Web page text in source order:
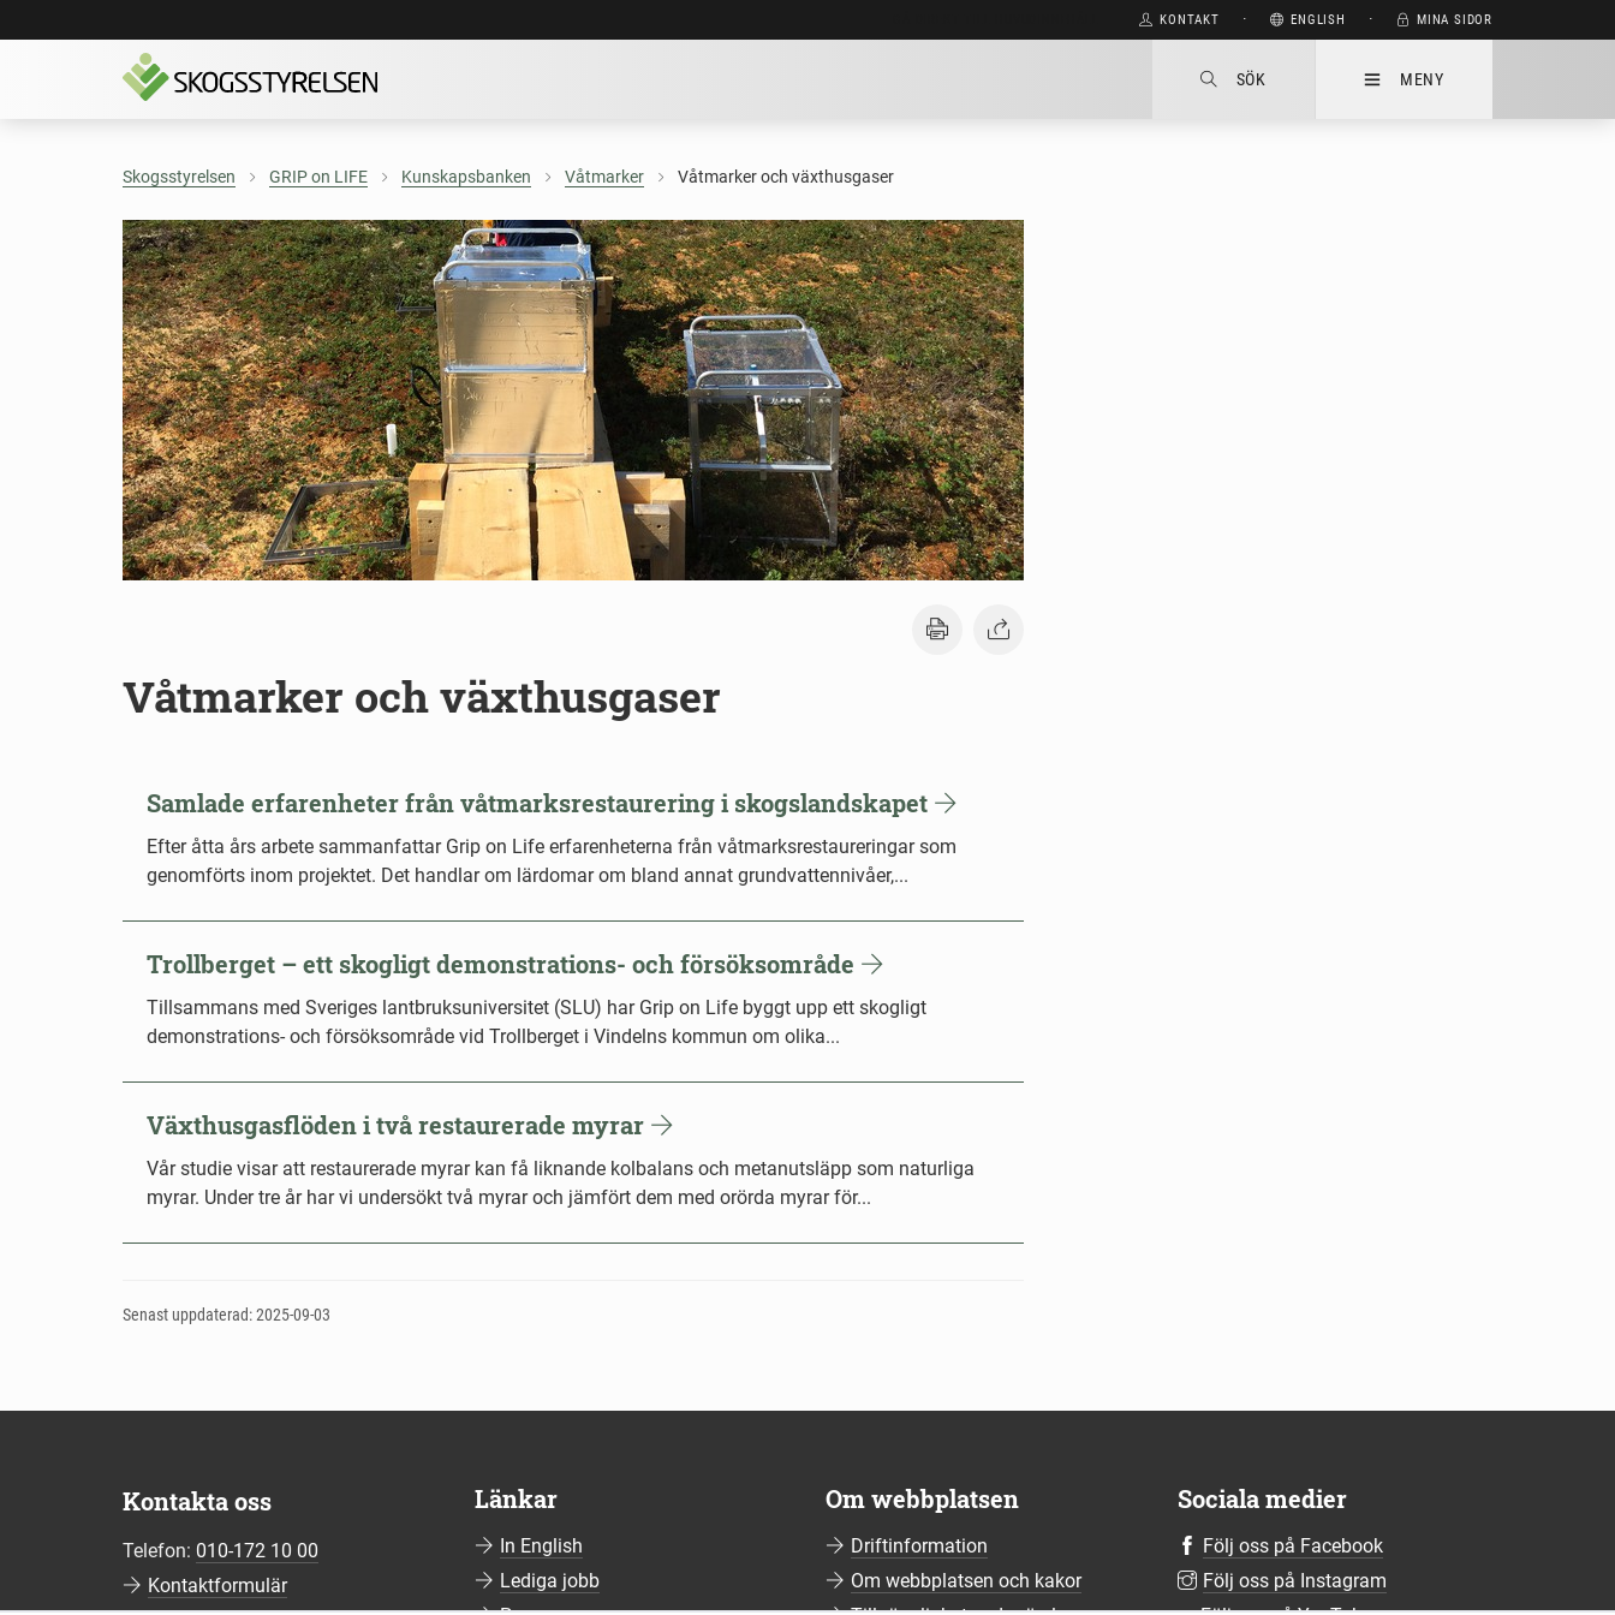
KONTAKT ⋅ ENGLISH ⋅ MINA SIDOR
SÖK MENY
Skogsstyrelsen GRIP on LIFE Kunskapsbanken Våtmarker Våtmarker och växthusgaser
Våtmarker och växthusgaser
Samlade erfarenheter från våtmarksrestaurering i skogslandskapet
Efter åtta års arbete sammanfattar Grip on Life erfarenheterna från våtmarksrestaureringar som
genomförts inom projektet. Det handlar om lärdomar om bland annat grundvattennivåer,...
Trollberget – ett skogligt demonstrations- och försöksområde
Tillsammans med Sveriges lantbruksuniversitet (SLU) har Grip on Life byggt upp ett skogligt
demonstrations- och försöksområde vid Trollberget i Vindelns kommun om olika...
Växthusgasflöden i två restaurerade myrar
Vår studie visar att restaurerade myrar kan få liknande kolbalans och metanutsläpp som naturliga
myrar. Under tre år har vi undersökt två myrar och jämfört dem med orörda myrar för...
Senast uppdaterad: 2025-09-03
Kontakta oss
Telefon: 010-172 10 00
Kontaktformulär
Länkar
In English
Lediga jobb
Om webbplatsen
Driftinformation
Om webbplatsen och kakor
Sociala medier
Följ oss på Facebook
Följ oss på Instagram